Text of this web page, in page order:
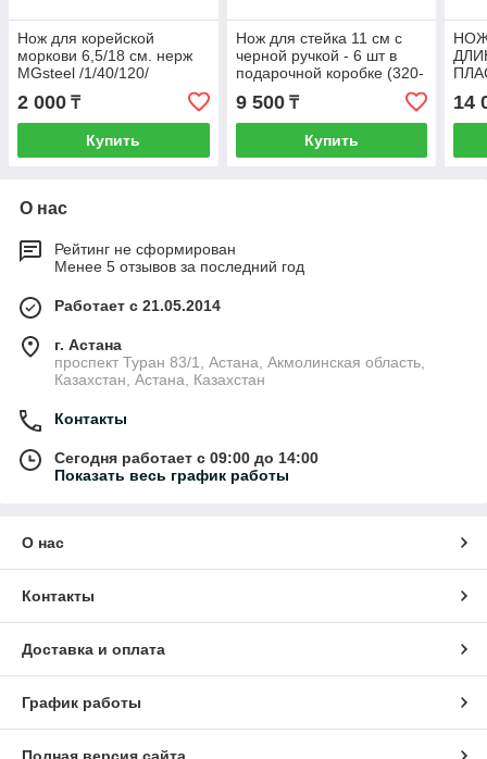
Нож для корейской
моркови 6,5/18 см. нерж
MGsteel /1/40/120/
2 000 ₸
Купить
Нож для стейка 11 см с
черной ручкой - 6 шт в
подарочной коробке (320-
9 500₸
Купить
14
О нас
Рейтинг не сформирован
Менее 5 отзывов за последний год
Работает с 21.05.2014
г. Астана
проспект Туран 83/1, Астана, Акмолинская область,
Казахстан, Астана, Казахстан
Контакты
Сегодня работает с 09:00 до 14:00
Показать весь график работы
О нас
Контакты
Доставка и оплата
График работы